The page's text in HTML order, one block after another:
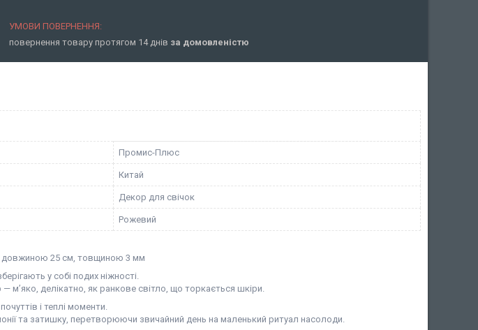
повернення товару протягом 14 днів за домовленістю
Промис-Плюс
Китай
Декор для свічок
Рожевий
довжиною 25 см, товщиною 3 мм
у собі подих ніжності.
м’яко, делікатно, як ранкове світло, що торкається шкіри.
і теплі моменти.
та затишку, перетворюючи звичайний день на маленький ритуал насолоди.